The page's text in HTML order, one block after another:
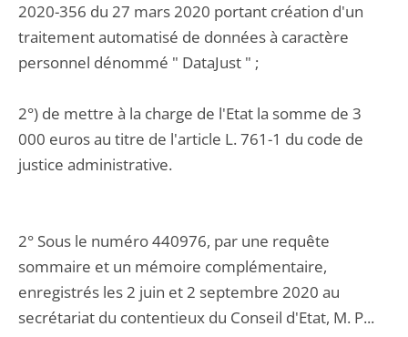
2020-356 du 27 mars 2020 portant création d'un
traitement automatisé de données à caractère
personnel dénommé " DataJust " ;
2°) de mettre à la charge de l'Etat la somme de 3
000 euros au titre de l'article L. 761-1 du code de
justice administrative.
2° Sous le numéro 440976, par une requête
sommaire et un mémoire complémentaire,
enregistrés les 2 juin et 2 septembre 2020 au
secrétariat du contentieux du Conseil d'Etat, M. P...